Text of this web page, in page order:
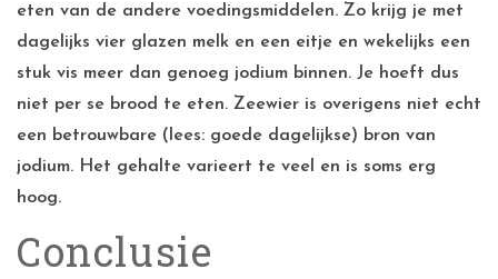
eten van de andere voedingsmiddelen. Zo krijg je met
dagelijks vier glazen melk en een eitje en wekelijks een
stuk vis meer dan genoeg jodium binnen. Je hoeft dus
niet per se brood te eten. Zeewier is overigens niet echt
een betrouwbare (lees: goede dagelijkse) bron van
jodium. Het gehalte varieert te veel en is soms erg
hoog.
Conclusie